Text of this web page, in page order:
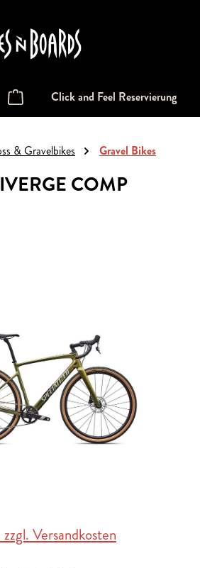
Warenkorb enthält 0 Positionen. Der
Click and Feel Reservierung
& Gravelbikes Gravel Bikes
COMP
Versandkosten